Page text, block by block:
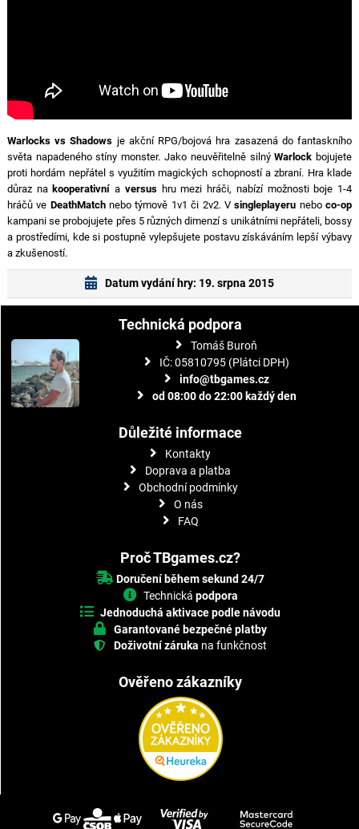
Warlocks vs Shadows je akční RPG/bojová hra zasazená do fantaskního
světa napadeného stíny monster. Jako neuvěřitelně silnýWarlock bojujete
proti hordám nepřátel s využitím magických schopností a zbraní. Hra klade
důraz nakooperativní a versushru mezi hráči, nabízí možnosti boje 1-4
hráčů ve DeathMatchnebo týmově 1v1 či 2v2. Vsingleplayeru neboco-op
kampani se probojujete přes 5 různých dimenzí s unikátními nepřáteli, bossy
a prostředími, kde si postupně vylepšujete postavu získáváním lepší výbavy
a zkušeností.
Datum vydání hry: 19. srpna 2015
Technická podpora
Tomáš Buroň
IČ: 05810795 (Plátci DPH)
info@tbgames.cz
od 08:00 do 22:00 každý den
Důležité informace
Kontakty
Doprava a platba
Obchodní podmínky
O nás
FAQ
Proč TBgames.cz?
Doručení během sekund 24/7
Technická podpora
Jednoduchá aktivace podle návodu
Garantované bezpečné platby
Doživotní záruka na funkčnost
Ověřeno zákazníky